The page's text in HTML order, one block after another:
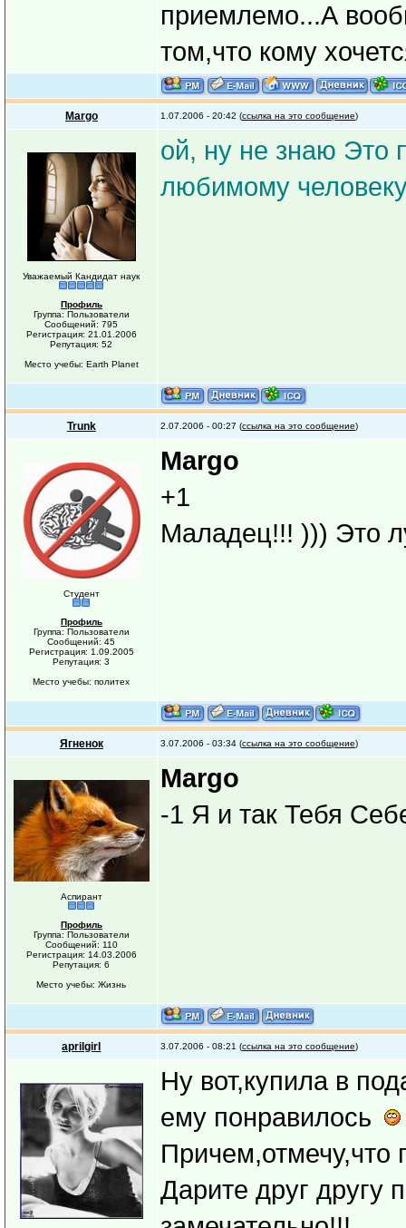
приемлемо...А
том,что кому
Margo 1.07.2006 - 20:42 (ссылка на это сообщение)
Уважаемый Кандидат наук
Профиль
Группа: Пользователи
Сообщений: 795
Регистрация: 21.01.2006
Репутация: 52
Место учебы: Earth Planet
ой, ну не знаю Это
любимому
Trunk 2.07.2006 - 00:27 (ссылка на это сообщение)
Студент
Профиль
Группа: Пользователи
Сообщений: 45
Регистрация: 1.09.2005
Репутация: 3
Место учебы: политех
Margo
+1
Маладец!!! ))) Это
Ягненок 3.07.2006 - 03:34 (ссылка на это сообщение)
Аспирант
Профиль
Группа: Пользователи
Сообщений: 110
Регистрация: 14.03.2006
Репутация: 6
Место учебы: Жизнь
Margo
-1 Я и так Тебя
aprilgirl 3.07.2006 - 08:21 (ссылка на это сообщение)
Ну вот,купила в
ему понравилось
Причем,отмечу,что
Дарите друг другу